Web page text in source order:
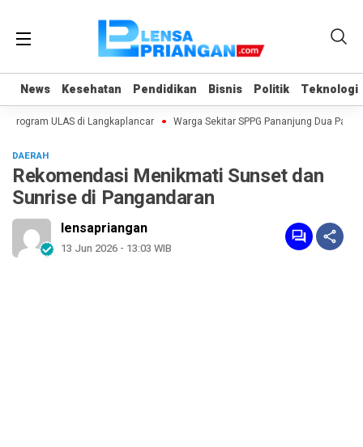
News Kesehatan Pendidikan Bisnis Politik Teknologi
News Kesehatan Pendidikan Bisnis Politik Teknologi
ULAS di Langkaplancar Warga Sekitar SPPG Pananjung Dua
DAERAH
Rekomendasi Menikmati Sunset dan
Sunrise di Pangandaran
lensapriangan
13 Jun 2026 - 13:03 WIB